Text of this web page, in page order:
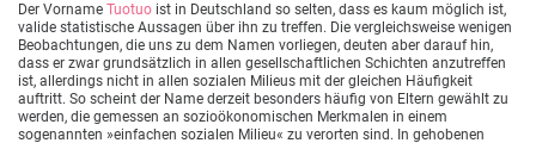
Der Vorname Tuotuo ist in Deutschland so selten, dass es kaum möglich ist,
valide statistische Aussagen über ihn zu treffen. Die vergleichsweise wenigen
Beobachtungen, die uns zu dem Namen vorliegen, deuten aber darauf hin,
dass er zwar grundsätzlich in allen gesellschaftlichen Schichten anzutreffen
ist, allerdings nicht in allen sozialen Milieus mit der gleichen Häufigkeit
auftritt. So scheint der Name derzeit besonders häufig von Eltern gewählt zu
werden, die gemessen an sozioökonomischen Merkmalen in einem
sogenannten »einfachen sozialen Milieu« zu verorten sind. In gehobenen